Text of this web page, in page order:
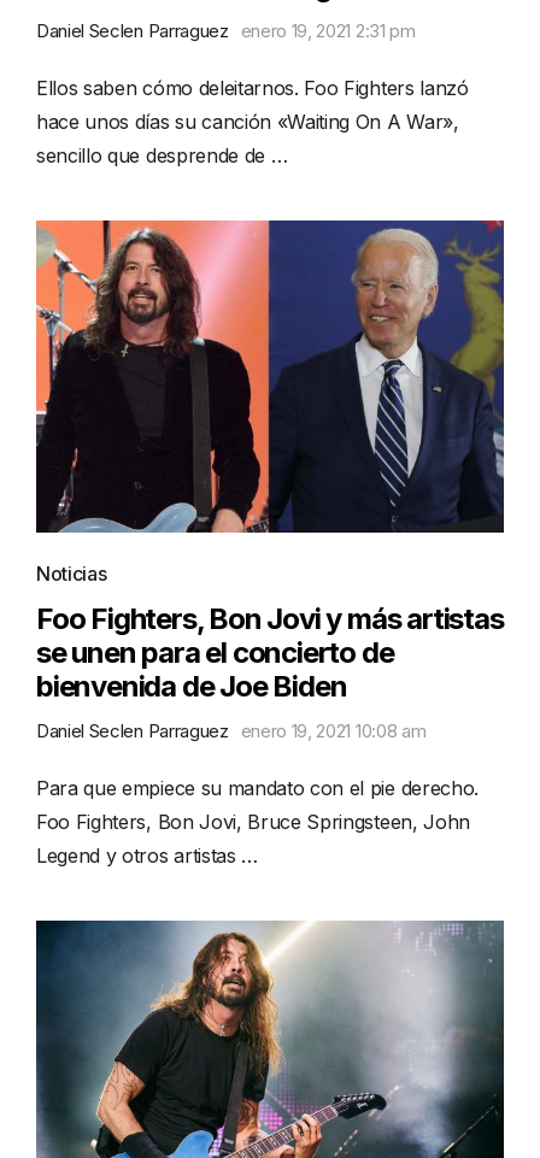
Daniel Seclen Parraguez enero 19, 2021 2:31 pm
Ellos saben cómo deleitarnos. Foo Fighters lanzó
hace unos días su canción «Waiting On A War»,
sencillo que desprende de …
Noticias
Foo Fighters, Bon Jovi y más artistas
se unen para el concierto de
bienvenida de Joe Biden
Daniel Seclen Parraguez enero 19, 2021 10:08 am
Para que empiece su mandato con el pie derecho.
Foo Fighters, Bon Jovi, Bruce Springsteen, John
Legend y otros artistas …